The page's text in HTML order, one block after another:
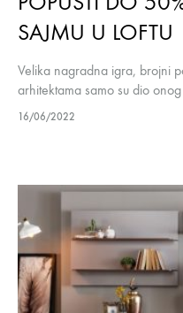
SAJMU U LOFTU
Velika nagradna igra, brojni
arhitektama samo su dio
sajmu, koji se održava do 30.
16/06/2022